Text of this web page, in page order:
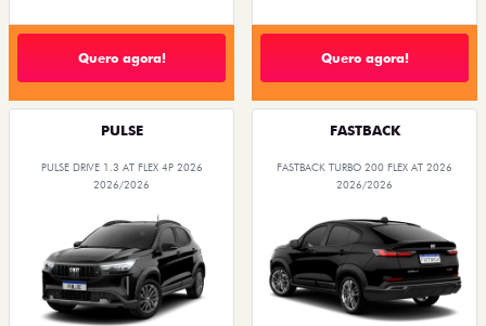
Quero agora! Quero agora!
PULSE
PULSE DRIVE 1.3 AT FLEX 4P 2026
2026/2026
FASTBACK
FASTBACK TURBO 200 FLEX AT 2026
2026/2026